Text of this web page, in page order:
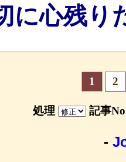
に心残り
1 2
処理 記事
-